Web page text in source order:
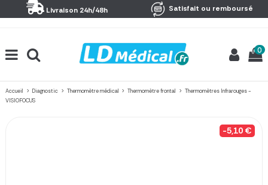
Livraison 24h/48h Satisfait ou remboursé
0
Accueil Diagnostic Thermomètre médical Thermomètre frontal
Thermomètres Infrarouges -
VISIOFOCUS
-5,10 €
Panneau de gestion des cookies